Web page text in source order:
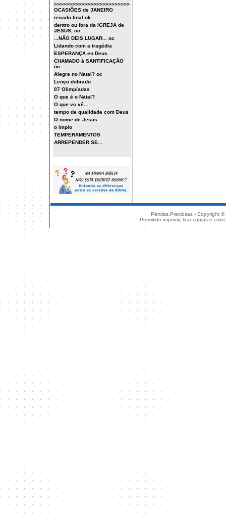
>>>>>>>>>>>>>>>>>>>>>>>>>
OCASIÕES de JANEIRO
recado final ok
dentro ou fora da IGREJA de
JESUS, oc
...NÃO DEIS LUGAR... oc
Lidando com a tragédia
ESPERANÇA en Deus
CHAMADO à SANTIFICAÇÃO
oc
Alegre no Natal? oc
Lenço dobrado
07 Olimpíadas
O que é o Natal?
O que vc vê...
tempo de qualidade com Deus
O nome de Jesus
o ímpio
TEMPERAMENTOS
ARREPENDER SE...
Pérolas.Preciosas - Copyright
Permitido imprimir, tirar cópias e